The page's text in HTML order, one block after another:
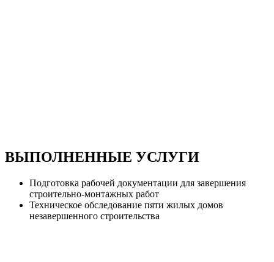
ВЫПОЛНЕННЫЕ УСЛУГИ
Подготовка рабочей документации для завершения
строительно-монтажных работ
Техническое обследование пяти жилых домов
незавершенного строительства